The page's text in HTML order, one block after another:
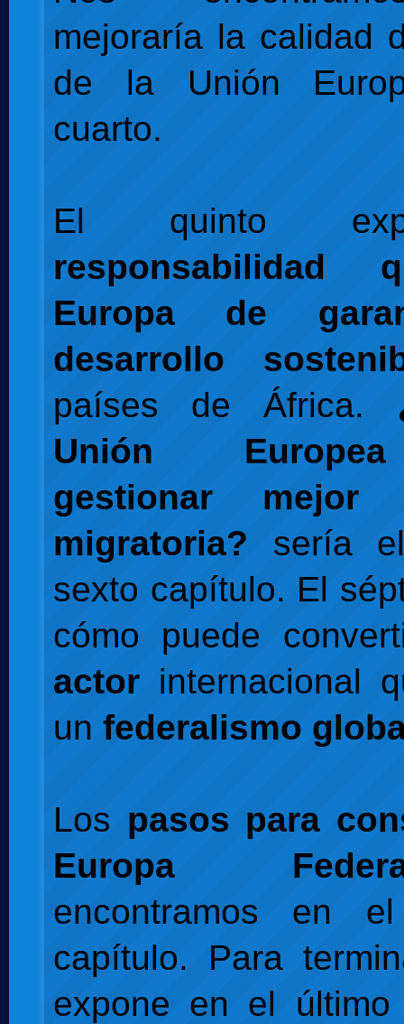
mejoraría la calidad
de la Unión
cuarto.
El quinto
responsabilidad
Europa de
desarrollo
países de África.
Unión
gestionar
migratoria? sería
sexto capítulo. El
cómo puede
actorinternacional
un federalismo
Los pasos para
Europa
encontramos en
capítulo. Para
expone en el